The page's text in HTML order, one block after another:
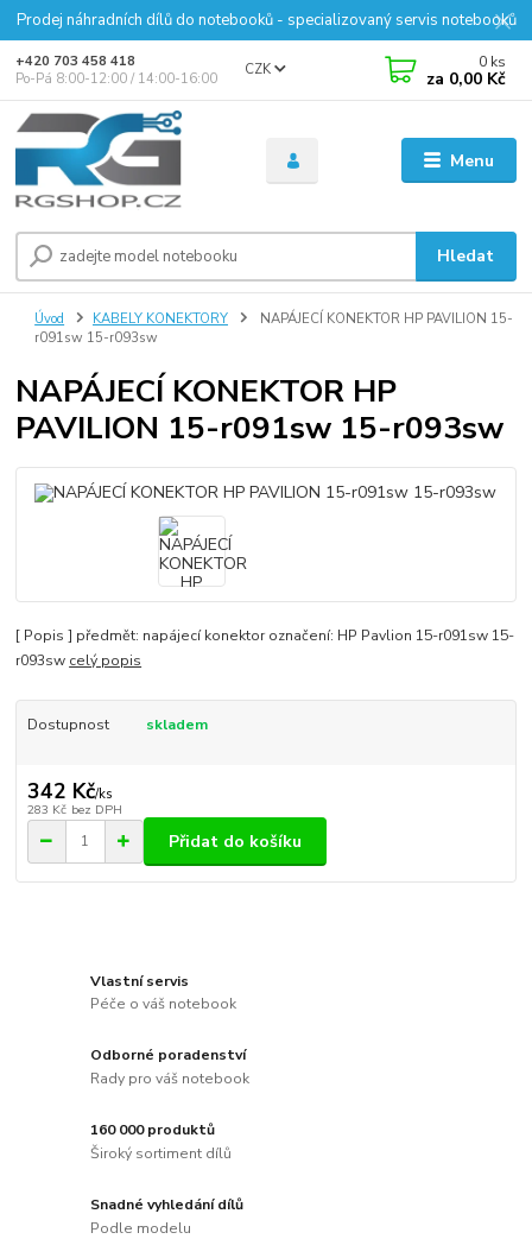
Prodej náhradních dílů do notebooků - specializovaný servis notebooků
Menu
CZK
Hledat
+420 703 458 418
Po-Pá 8:00-12:00 / 14:00-16:00
0 ks
za 0,00 Kč
Úvod KABELY KONEKTORY
NAPÁJECÍ KONEKTOR HP PAVILION 15-
r091sw 15-r093sw
NAPÁJECÍ KONEKTOR HP
PAVILION 15-r091sw 15-r093sw
[ Popis ] předmět: napájecí konektor označení: HP Pavlion 15-r091sw 15-
r093sw celý popis
Dostupnost skladem
342 Kč/ks
283 Kč bez DPH
Přidat do košíku
Vlastní servis
Péče o váš notebook
Odborné poradenství
Rady pro váš notebook
160 000 produktů
Široký sortiment dílů
Snadné vyhledání dílů
Podle modelu